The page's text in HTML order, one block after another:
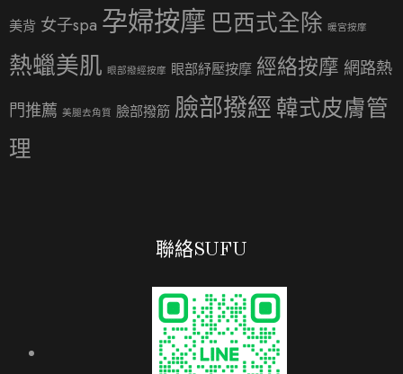
美背 女子spa 孕婦按摩 巴西式全除 暖宮按摩
熱蠟美肌 眼部撥經按摩 眼部紓壓按摩 經絡按摩 網路熱
門推薦 美腿去角質 臉部撥筋 臉部撥經 韓式皮膚管
理
聯絡SUFU